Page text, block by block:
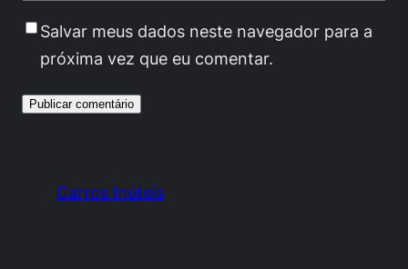
Salvar meus dados neste navegador para a
próxima vez que eu comentar.
Carros Inúteis